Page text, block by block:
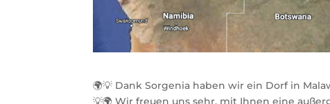
🌍💡 Dank Sorgenia haben wir ein Dorf in
💡🌍 Wir freuen uns sehr, mit Ihnen eine